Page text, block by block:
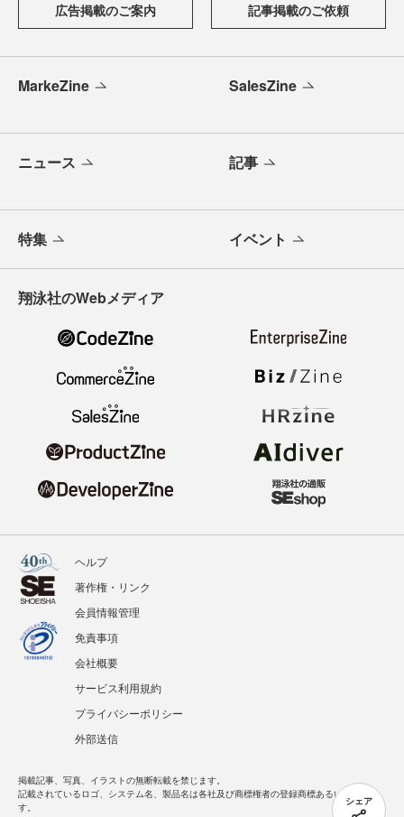
シェア
広告掲載のご案内 記事掲載のご依頼
MarkeZine SalesZine
ニュース 記事
特集 イベント
翔泳社のWebメディア
ヘルプ
著作権・リンク
会員情報管理
免責事項
会社概要
サービス利用規約
プライバシーポリシー
外部送信
掲載記事、写真、イラストの無断転載を禁じます。
記載されているロゴ、システム名、製品名は各社及び商標権者の登録商標あるいは商標で
す。